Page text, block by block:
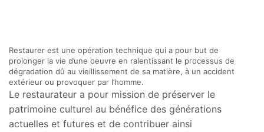
Restaurer est une opération technique qui a pour but de
prolonger la vie d’une oeuvre en ralentissant le processus de
dégradation dû au vieillissement de sa matière, à un accident
extérieur ou provoquer par l’homme.
Le restaurateur a pour mission de préserver le
patrimoine culturel au bénéfice des générations
actuelles et futures et de contribuer ainsi